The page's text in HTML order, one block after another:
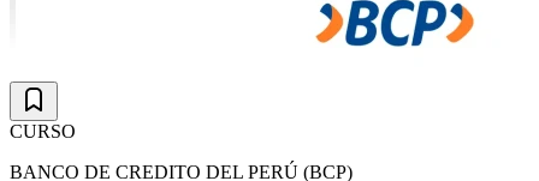
CURSO
BANCO DE CREDITO DEL PERÚ (BCP)